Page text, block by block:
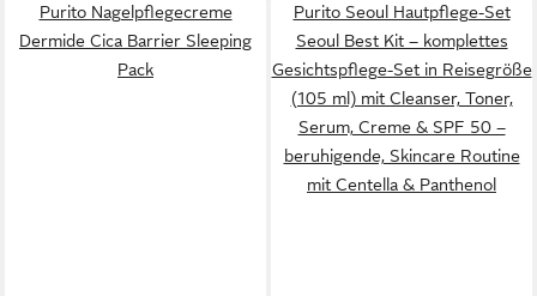
Purito Nagelpflegecreme
Dermide Cica Barrier Sleeping
Pack
Purito Seoul Hautpflege-Set
Seoul Best Kit – komplettes
Gesichtspflege-Set in Reisegröße
(105 ml) mit Cleanser, Toner,
Serum, Creme & SPF 50 –
beruhigende, Skincare Routine
mit Centella & Panthenol